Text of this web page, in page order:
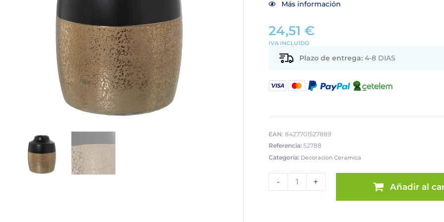
Más información
24,51 €
IVA INCLUIDO
Plazo de entrega:4-8 DIAS
EAN: 8427701527889
Referencia: 52788
Categoría: Decoracion Ceramica
-
CERÁMICA
NEGRO/ORO
+ Añadir al